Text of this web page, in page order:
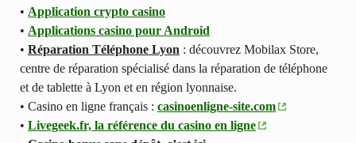
• Application crypto casino
• Applications casino pour Android
• Réparation Téléphone Lyon : découvrez Mobilax Store,
centre de réparation spécialisé dans la réparation de téléphone
et de tablette à Lyon et en région lyonnaise.
• Casino en ligne français : casinoenligne-site.com
• Livegeek.fr, la référence du casino en ligne